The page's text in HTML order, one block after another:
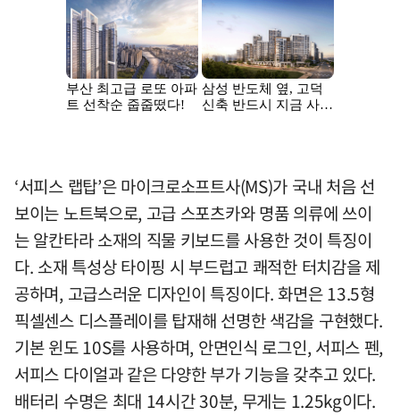
‘서피스 랩탑’은 마이크로소프트사(MS)가 국내 처음 선
보이는 노트북으로, 고급 스포츠카와 명품 의류에 쓰이
는 알칸타라 소재의 직물 키보드를 사용한 것이 특징이
다. 소재 특성상 타이핑 시 부드럽고 쾌적한 터치감을 제
공하며, 고급스러운 디자인이 특징이다. 화면은 13.5형
픽셀센스 디스플레이를 탑재해 선명한 색감을 구현했다.
기본 윈도 10S를 사용하며, 안면인식 로그인, 서피스 펜,
서피스 다이얼과 같은 다양한 부가 기능을 갖추고 있다.
배터리 수명은 최대 14시간 30분, 무게는 1.25kg이다.